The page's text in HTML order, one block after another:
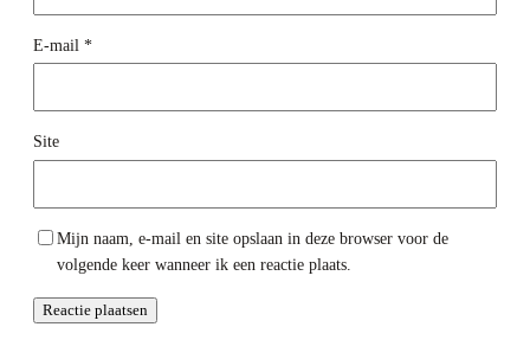
E-mail *
Site
Mijn naam, e-mail en site opslaan in deze browser voor de
volgende keer wanneer ik een reactie plaats.